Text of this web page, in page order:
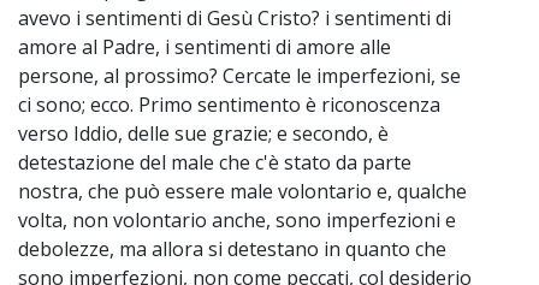
avevo i sentimenti di Gesù Cristo? i sentimenti di
amore al Padre, i sentimenti di amore alle
persone, al prossimo? Cercate le imperfezioni, se
ci sono; ecco. Primo sentimento è riconoscenza
verso Iddio, delle sue grazie; e secondo, è
detestazione del male che c'è stato da parte
nostra, che può essere male volontario e, qualche
volta, non volontario anche, sono imperfezioni e
debolezze, ma allora si detestano in quanto che
sono imperfezioni, non come peccati, col desiderio